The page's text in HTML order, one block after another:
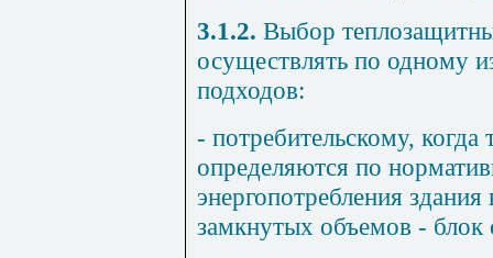
3.1.2. Выбор
осуществлять по одному
подходов:
- потребительскому,
определяются по
энергопотребления
замкнутых объемов - блок